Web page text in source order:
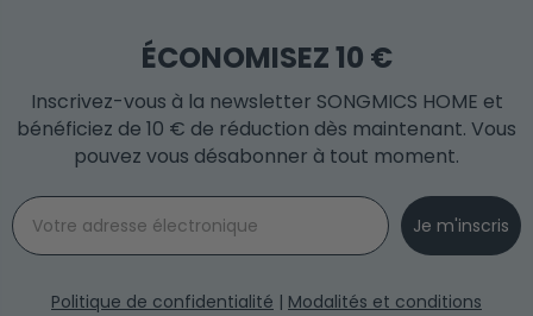
ÉCONOMISEZ 10 €
Inscrivez-vous à la newsletter SONGMICS HOME et
bénéficiez de 10 € de réduction dès maintenant. Vous
pouvez vous désabonner à tout moment.
Email
Je m'inscris
Politique de confidentialité | Modalités et conditions